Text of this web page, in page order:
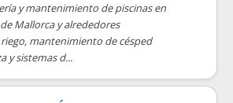
y mantenimiento de piscinas en
Mallorca y alrededores
mantenimiento de césped
y sistemas d...